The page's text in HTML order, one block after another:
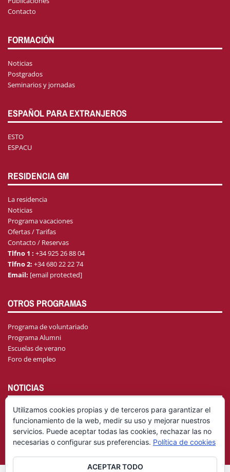
Contacto
FORMACIÓN
Noticias
Postgrados
Seminarios y jornadas
ESPAÑOL PARA EXTRANJEROS
ESTO
ESPACU
RESIDENCIA GM
La residencia
Noticias
Programa vacaciones
Ofertas / Tarifas
Contacto / Reservas
Tlfno 1 : +34 925 26 88 04
Tlfno 2: +34 680 22 22 74
Email: [email protected]
OTROS PROGRAMAS
Programa de voluntariado
Programa Alumni
Escuelas de verano
Foro de empleo
NOTICIAS
AGENDA
Utilizamos cookies propias y de terceros para garantizar el
funcionamiento de la web, medir su uso y mejorar nuestros
servicios. Puede aceptar todas las cookies, rechazar las no
necesarias o configurar sus preferencias. Política de cookies
ACEPTAR TODO